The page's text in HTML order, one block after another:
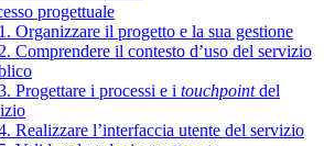
progettuale
Organizzare il progetto e la sua gestione
Comprendere il contesto d’uso del servizio
Progettare i processi e i touchpointdel
Realizzare l’interfaccia utente del servizio